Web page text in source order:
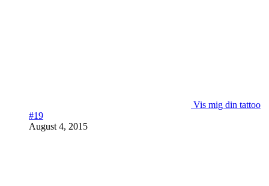
Vis mig din tattoo
#19
August 4, 2015